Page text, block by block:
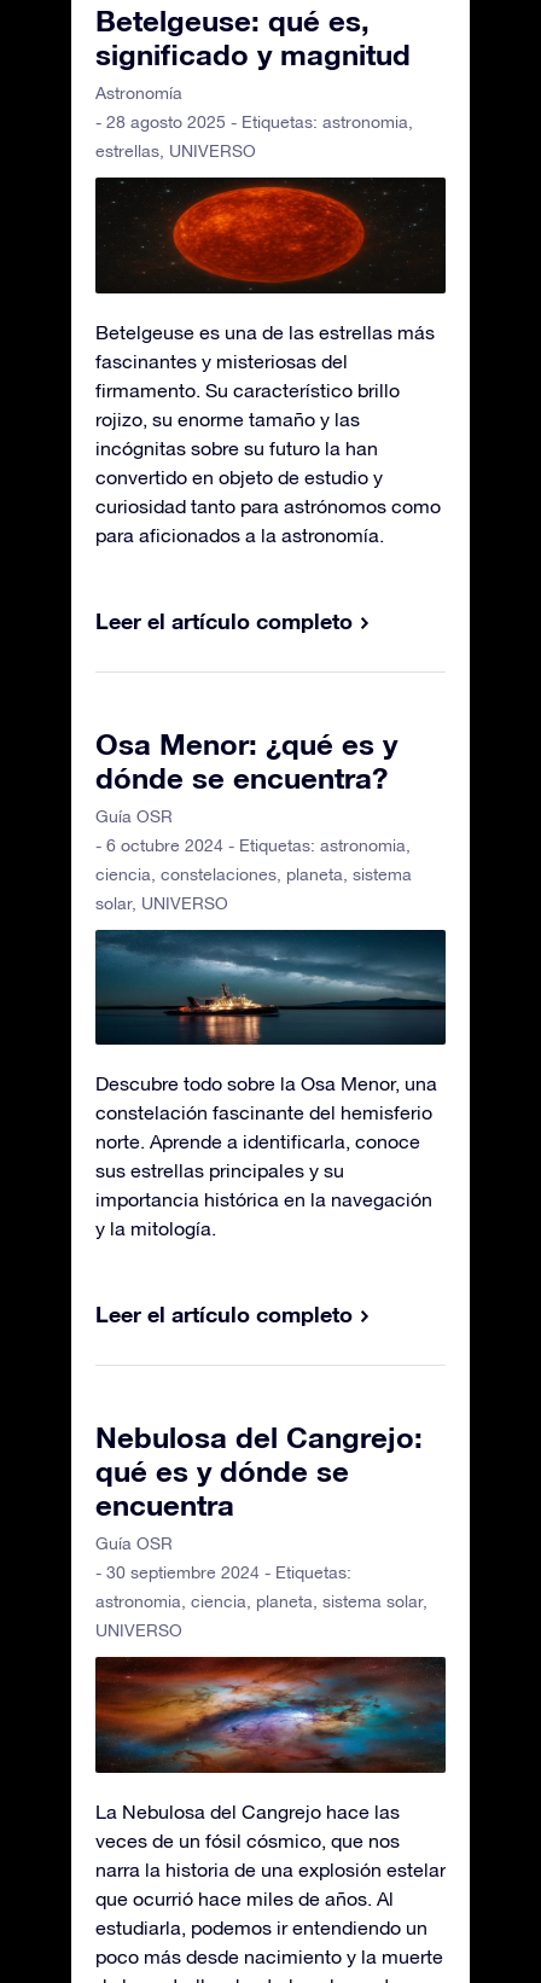
Betelgeuse: qué es,
significado y magnitud
Astronomía
- 28 agosto 2025 - Etiquetas: astronomia
estrellas UNIVERSO
Betelgeuse es una de las estrellas más
fascinantes y misteriosas del
firmamento. Su característico brillo
rojizo, su enorme tamaño y las
incógnitas sobre su futuro la han
convertido en objeto de estudio y
curiosidad tanto para astrónomos como
para aficionados a la astronomía.
Leer el artículo completo
Osa Menor: ¿qué es y
dónde se encuentra?
Guía OSR
- 6 octubre 2024 - Etiquetas: astronomia
ciencia constelaciones planeta sistema
solar, UNIVERSO
Descubre todo sobre la Osa Menor, una
constelación fascinante del hemisferio
norte. Aprende a identificarla, conoce
sus estrellas principales y su
importancia histórica en la navegación
y la mitología.
Leer el artículo completo
Nebulosa del Cangrejo:
qué es y dónde se
encuentra
Guía OSR
- 30 septiembre 2024 - Etiquetas:
astronomia ciencia planeta sistema solar,
UNIVERSO
La Nebulosa del Cangrejo hace las
veces de un fósil cósmico, que nos
narra la historia de una explosión estelar
que ocurrió hace miles de años. Al
estudiarla, podemos ir entendiendo un
poco más desde nacimiento y la muerte